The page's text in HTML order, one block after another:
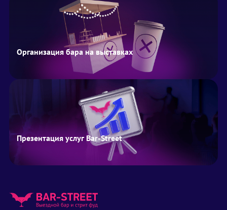
Организация бара на выставках
Презентация услуг Bar-Street